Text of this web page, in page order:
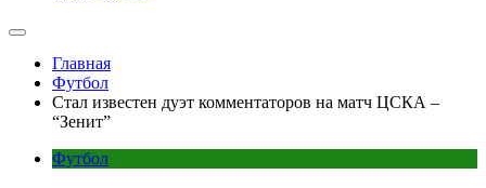
Главная
Футбол
Стал известен дуэт комментаторов на матч ЦСКА –
“Зенит”
Футбол